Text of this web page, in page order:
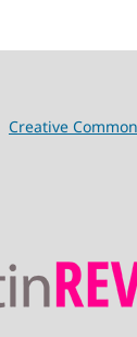
Creative